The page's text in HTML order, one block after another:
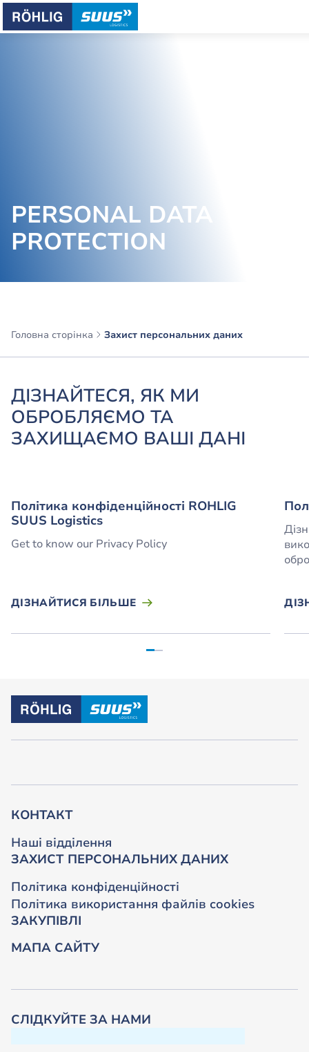
PERSONAL DATA
PROTECTION
Головна сторінка Захист персональних даних
ДІЗНАЙТЕСЯ, ЯК МИ
ОБРОБЛЯЄМО ТА
ЗАХИЩАЄМО ВАШІ ДАНІ
Політика конфіденційності ROHLIG
SUUS Logistics
Get to know our Privacy Policy
ДІЗНАЙТИСЯ БІЛЬШЕ
СЛІДКУЙТЕ ЗА НАМИ
КОНТАКТ
Наші відділення
ЗАХИСТ ПЕРСОНАЛЬНИХ ДАНИХ
Політика конфіденційності
Політика використання файлів cookies
ЗАКУПІВЛІ
МАПА САЙТУ